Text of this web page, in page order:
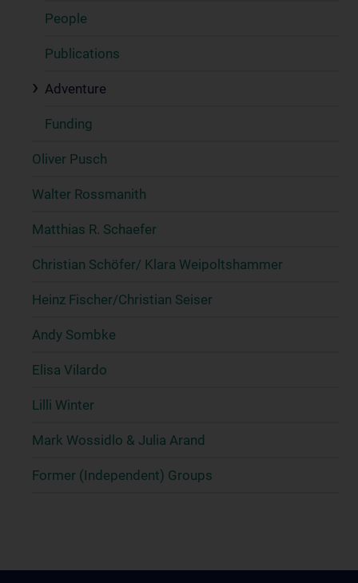
People
Publications
Adventure
Funding
Oliver Pusch
Walter Rossmanith
Matthias R. Schaefer
Christian Schöfer/ Klara Weipoltshammer
Heinz Fischer/Christian Seiser
Andy Sombke
Elisa Vilardo
Lilli Winter
Mark Wossidlo & Julia Arand
Former (Independent) Groups